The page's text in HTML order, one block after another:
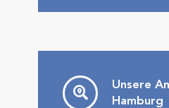
Unsere
Hamburg